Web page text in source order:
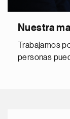
Nuestra
Trabajamos
personas